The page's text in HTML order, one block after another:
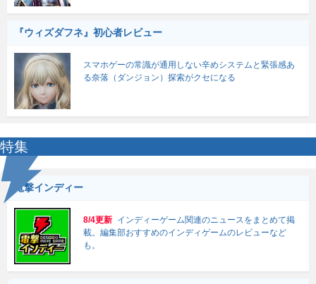
『ウィズダフネ』初心者レビュー
スマホゲーの常識が通用しない辛めシステムと緊張感あ
る奈落（ダンジョン）探索がクセになる
特集
電撃インディー
8/4更新 インディーゲーム関連のニュースをまとめて掲
載。編集部おすすめのインディゲームのレビューなど
も。